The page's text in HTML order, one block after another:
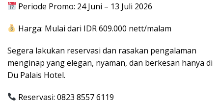
Periode Promo: 24 Juni – 13 Juli 2026
Harga: Mulai dari IDR 609.000 nett/malam
Segera lakukan reservasi dan rasakan pengalaman
menginap yang elegan, nyaman, dan berkesan hanya di
Du Palais Hotel.
Reservasi: 0823 8557 6119